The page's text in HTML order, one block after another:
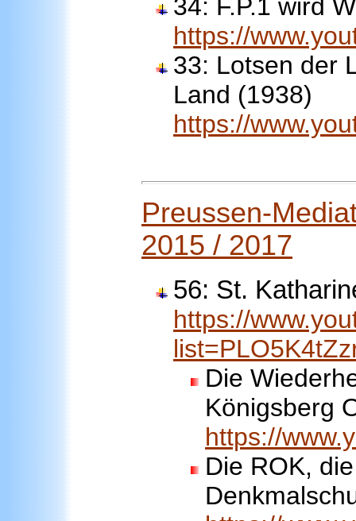
34: F.P.1 wird
https://
33: Lotsen der
Land (1938)
https://
Preussen-
2015 / 2017
56: St.
https://
Die
Königsberg
https://
Die ROK,